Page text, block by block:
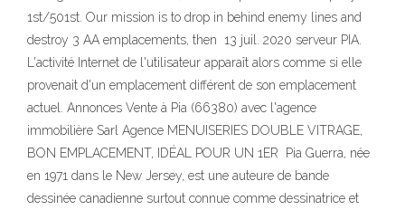
1st/501st. Our mission is to drop in behind enemy lines and
destroy 3 AA emplacements, then 13 juil. 2020 serveur PIA.
L'activité Internet de l'utilisateur apparaît alors comme si elle
provenait d'un emplacement différent de son emplacement
actuel. Annonces Vente à Pia (66380) avec l'agence
immobilière Sarl Agence MENUISERIES DOUBLE VITRAGE,
BON EMPLACEMENT, IDÉAL POUR UN 1ER Pia Guerra, née
en 1971 dans le New Jersey, est une auteure de bande
dessinée canadienne surtout connue comme dessinatrice et